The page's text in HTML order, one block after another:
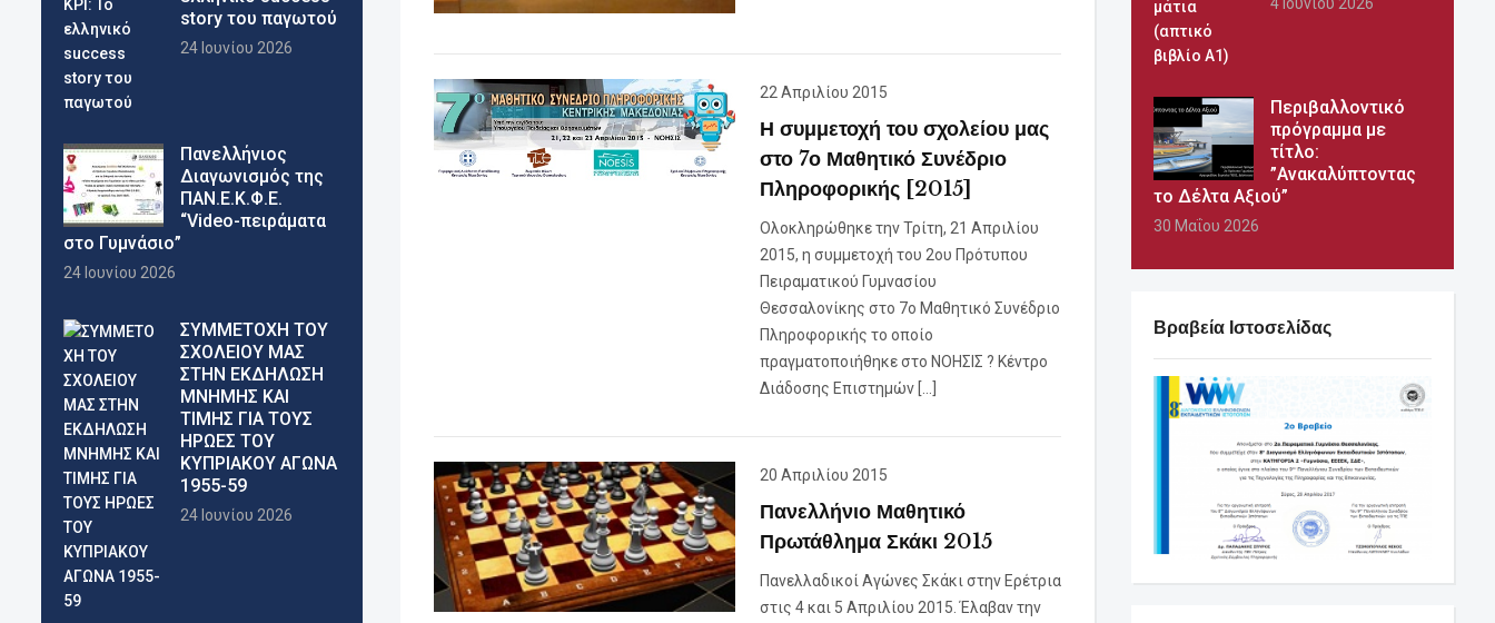
story του παγωτού
24 Ιουνίου 2026
Πανελλήνιος
Διαγωνισμός της
ΠΑΝ.Ε.Κ.Φ.Ε.
“Video-πειράματα
στο Γυμνάσιο”
24 Ιουνίου 2026
ΣΥΜΜΕΤΟΧΗ ΤΟΥ
ΣΧΟΛΕΙΟΥ ΜΑΣ
ΣΤΗΝ ΕΚΔΗΛΩΣΗ
ΜΝΗΜΗΣ ΚΑΙ
ΤΙΜΗΣ ΓΙΑ ΤΟΥΣ
ΗΡΩΕΣ ΤΟΥ
ΚΥΠΡΙΑΚΟΥ ΑΓΩΝΑ
1955-59
24 Ιουνίου 2026
22 Απριλίου 2015
Η συμμετοχή του σχολείου μας
στο 7ο Μαθητικό Συνέδριο
Πληροφορικής [2015]
Ολοκληρώθηκε την Τρίτη, 21 Απριλίου
2015, η συμμετοχή του 2ου Πρότυπου
Πειραματικού Γυμνασίου
Θεσσαλονίκης στο 7ο Μαθητικό Συνέδριο
Πληροφορικής το οποίο
πραγματοποιήθηκε στο ΝΟΗΣΙΣ ? Κέντρο
Διάδοσης Επιστημών […]
20 Απριλίου 2015
Πανελλήνιο Μαθητικό
Πρωτάθλημα Σκάκι 2015
Πανελλαδικοί Αγώνες Σκάκι στην Ερέτρια
στις 4 και 5 Απριλίου 2015. Έλαβαν την
Περιβαλλοντικό
πρόγραμμα με
τίτλο:
”Ανακαλύπτοντας
το Δέλτα Αξιού”
30 Μαΐου 2026
Βραβεία Ιστοσελίδας